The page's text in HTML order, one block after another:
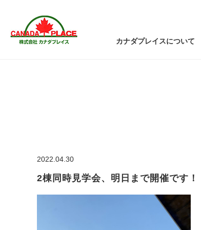
カナダプレイスについて
2022.04.30
2棟同時見学会、明日まで開催です！